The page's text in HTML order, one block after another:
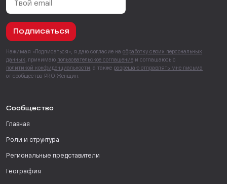
Подписаться
Нажимая «Подписаться», я даю согласие на обработку своих персональных
данных , принимаю пользовательское соглашение и соглашаюсь с
политикой конфиденциальности , а также разрешаю отправлять мне письма
от сообщества PRO Женщин.
Сообщество
Главная
Роли и структура
Региональные представители
География